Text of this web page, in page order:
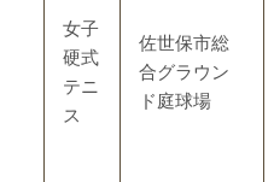
女子
硬式
テニ
ス
佐世保市総
合グラウン
ド庭球場